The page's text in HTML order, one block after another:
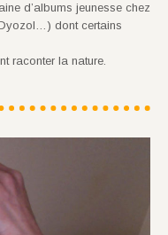
d’albums jeunesse chez
dont certains
raconter la nature.